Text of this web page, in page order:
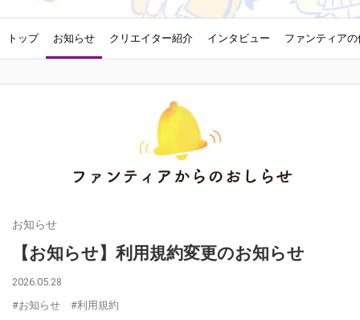
トップ お知らせ クリエイター紹介 インタビュー ファンティア
お知らせ
【お知らせ】利用規約変更のお知らせ
2026.05.28
#お知らせ
#利用規約